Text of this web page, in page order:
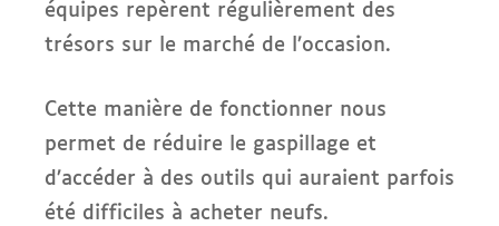
équipes repèrent régulièrement des
trésors sur le marché de l’occasion.
Cette manière de fonctionner nous
permet de réduire le gaspillage et
d’accéder à des outils qui auraient parfois
été difficiles à acheter neufs.